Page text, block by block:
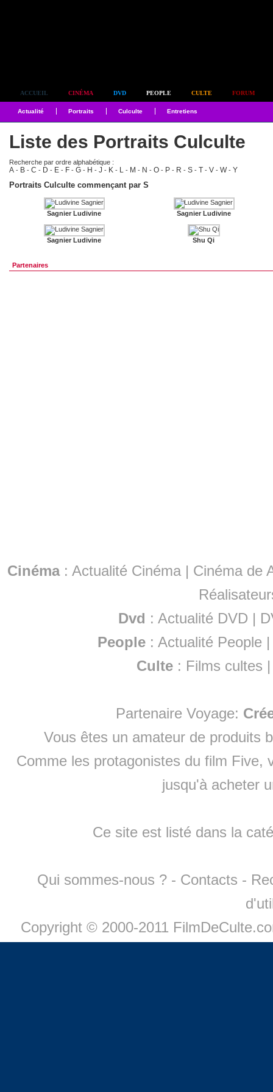
ACCUEIL CINÉMA DVD PEOPLE CULTE FORUM
Actualité Portraits Culculte Entretiens
Liste des Portraits Culculte
Recherche par ordre alphabétique :
A - B - C - D - E - F - G - H - J - K - L - M - N - O - P - R - S - T - V - W- Y
Portraits Culculte commençant par S
Sagnier Ludivine
Sagnier Ludivine
Sagnier Ludivine
Shu Qi
Partenaires
Cinéma: Actualité Cinéma | Cinéma de
Dvd : Actualité DVD |
People :Actualité People
Culte : Films cultes
Partenaire Voyage:
Vous êtes un amateur de produits
Comme les protagonistes du film Five,
jusqu'à acheter
Ce site est listé dans la
Qui sommes-nous ? - Contacts -
Copyright © 2000-2011